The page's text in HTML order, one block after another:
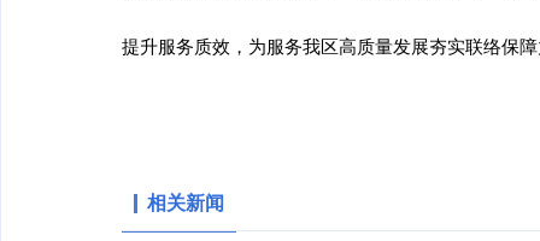
提升服务质效，为服务我区高质量发展夯实联络保障
相关新闻